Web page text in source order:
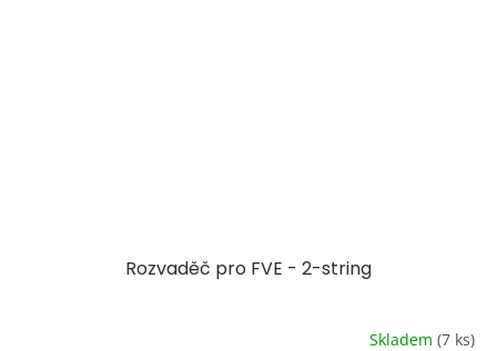
Rozvaděč pro FVE - 2-string
Skladem (7 ks)